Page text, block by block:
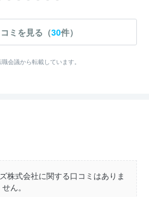
ミを見る（30件）
会議から転載しています。
株式会社に関する口コミはありま
せん。